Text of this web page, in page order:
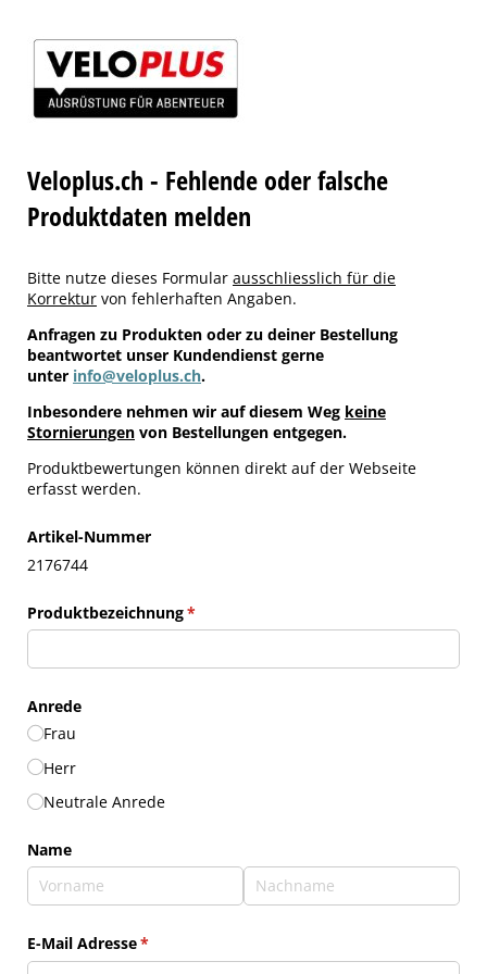
Veloplus.ch - Fehlende oder falsche
Produktdaten melden
Bitte nutze dieses Formular ausschliesslich für die
Korrektur von fehlerhaften Angaben.
Anfragen zu Produkten oder zu deiner Bestellung
beantwortet unser Kundendienst gerne
unter info@veloplus.ch.
Inbesondere nehmen wir auf diesem Weg keine
Stornierungen von Bestellungen entgegen.
Produktbewertungen können direkt auf der Webseite
erfasst werden.
Artikel-Nummer
2176744
Produktbezeichnung*
(erforderlich)
Anrede
Frau
Herr
Neutrale Anrede
Name
E-Mail Adresse*
(erforderlich)